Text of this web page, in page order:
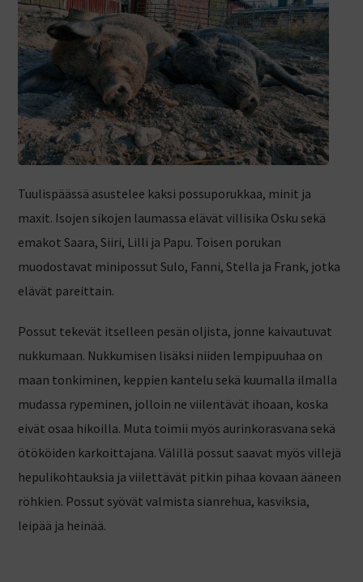
Tuulispäässä asustelee kaksi possuporukkaa, minit ja
maxit. Isojen sikojen laumassa elävät villisika Osku sekä
emakot Saara, Siiri, Lilli ja Papu. Toisen porukan
muodostavat minipossut Sulo, Fanni, Stella ja Frank, jotka
elävät pareittain.
Possut tekevät itselleen pesän oljista, jonne kaivautuvat
nukkumaan. Nukkumisen lisäksi niiden lempipuuhaa on
maan tonkiminen, keppien kantelu sekä kuumalla ilmalla
mudassa rypeminen, jolloin ne viilentävät ihoaan, koska
eivät osaa hikoilla. Muta toimii myös aurinkorasvana sekä
ötököiden karkoittajana. Välillä possut saavat myös villejä
hepulikohtauksia ja viilettävät pitkin pihaa kovaan ääneen
röhkien. Possut syövät valmista sianrehua, kasviksia,
leipää ja heinää.